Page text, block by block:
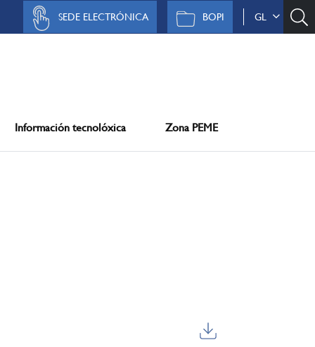
GL
BOPI
SEDE ELECTRÓNICA
Información tecnolóxica Zona PEME